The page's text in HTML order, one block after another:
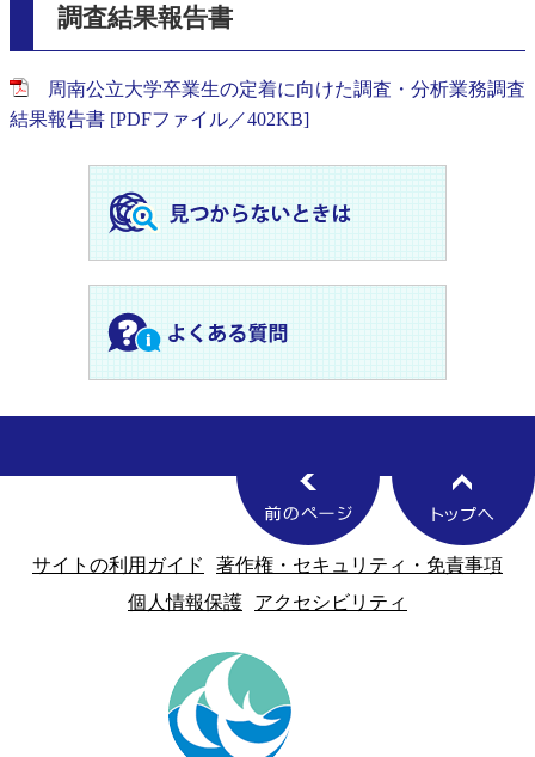
調査結果報告書
周南公立大学卒業生の定着に向けた調査・分析業務調査
結果報告書 [PDFファイル／402KB]
サイトの利用ガイド
著作権・セキュリティ・免責事項
個人情報保護
アクセシビリティ